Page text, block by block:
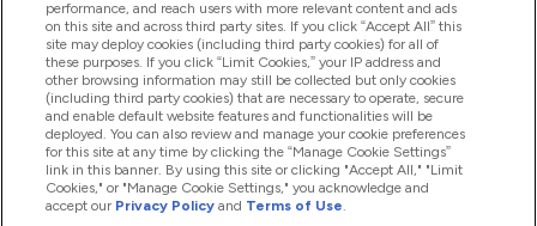
Informácie O Spoločnosti
Vernosť & Odmeny
2026 The Hut.com Ltd
performance, and reach users with more relevant content and ads
on this site and across third party sites. If you click “Accept All” this
site may deploy cookies (including third party cookies) for all of
these purposes. If you click “Limit Cookies,” your IP address and
other browsing information may still be collected but only cookies
(including third party cookies) that are necessary to operate, secure
and enable default website features and functionalities will be
deployed. You can also review and manage your cookie preferences
for this site at any time by clicking the “Manage Cookie Settings”
link in this banner. By using this site or clicking "Accept All," "Limit
Cookies," or "Manage Cookie Settings," you acknowledge and
accept our Privacy Policy and Terms of Use.